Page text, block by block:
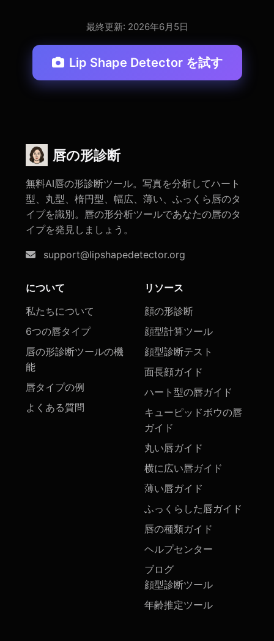
最終更新: 2026年6月5日
Lip Shape Detector を試す
唇の形診断
無料AI唇の形診断ツール。写真を分析してハート
型、丸型、楕円型、幅広、薄い、ふっくら唇のタ
イプを識別。唇の形分析ツールであなたの唇のタ
イプを発見しましょう。
support@lipshapedetector.org
について
私たちについて
6つの唇タイプ
唇の形診断ツールの機
能
唇タイプの例
よくある質問
リソース
顔の形診断
顔型計算ツール
顔型診断テスト
面長顔ガイド
ハート型の唇ガイド
キューピッドボウの唇
ガイド
丸い唇ガイド
横に広い唇ガイド
薄い唇ガイド
ふっくらした唇ガイド
唇の種類ガイド
ヘルプセンター
ブログ
顔型診断ツール
年齢推定ツール